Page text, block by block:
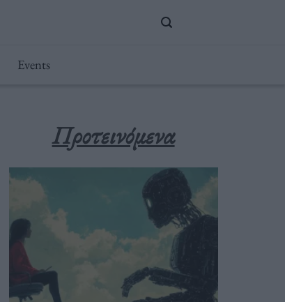
Events
Προτεινόμενα